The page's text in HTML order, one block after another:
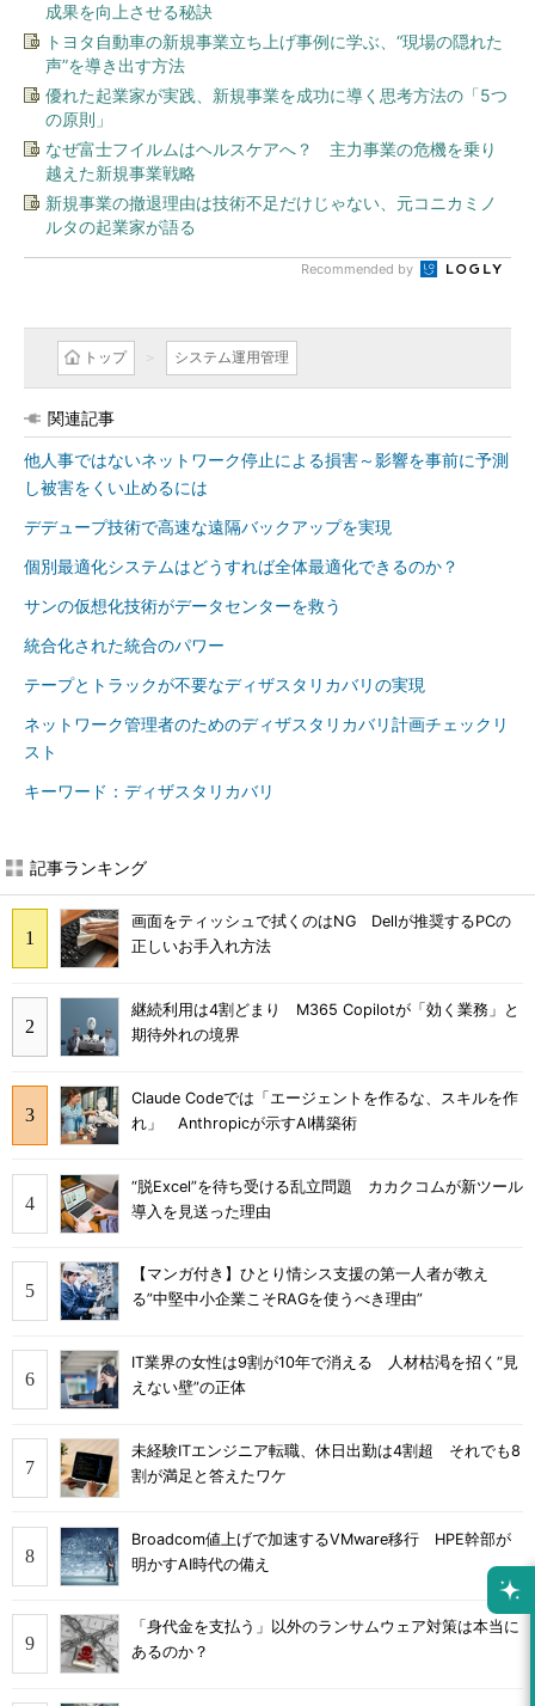
成果を向上させる秘訣
トヨタ自動車の新規事業立ち上げ事例に学ぶ、“現場の隠れた
声”を導き出す方法
優れた起業家が実践、新規事業を成功に導く思考方法の「5つ
の原則」
なぜ富士フイルムはヘルスケアへ？ 主力事業の危機を乗り
越えた新規事業戦略
新規事業の撤退理由は技術不足だけじゃない、元コニカミノ
ルタの起業家が語る
Recommended by
トップ システム運用管理
関連記事
他人事ではないネットワーク停止による損害～影響を事前に予測
し被害をくい止めるには
デデュープ技術で高速な遠隔バックアップを実現
個別最適化システムはどうすれば全体最適化できるのか？
サンの仮想化技術がデータセンターを救う
統合化された統合のパワー
テープとトラックが不要なディザスタリカバリの実現
ネットワーク管理者のためのディザスタリカバリ計画チェックリ
スト
キーワード：ディザスタリカバリ
記事ランキング
画面をティッシュで拭くのはNG Dellが推奨するPCの
正しいお手入れ方法
継続利用は4割どまり M365 Copilotが「効く業務」と
期待外れの境界
Claude Codeでは「エージェントを作るな、スキルを作
れ」 Anthropicが示すAI構築術
“脱Excel”を待ち受ける乱立問題 カカクコムが新ツール
導入を見送った理由
【マンガ付き】ひとり情シス支援の第一人者が教え
る”中堅中小企業こそRAGを使うべき理由”
IT業界の女性は9割が10年で消える 人材枯渇を招く“見
えない壁”の正体
未経験ITエンジニア転職、休日出勤は4割超 それでも8
割が満足と答えたワケ
Broadcom値上げで加速するVMware移行 HPE幹部が
明かすAI時代の備え
「身代金を支払う」以外のランサムウェア対策は本当に
あるのか？